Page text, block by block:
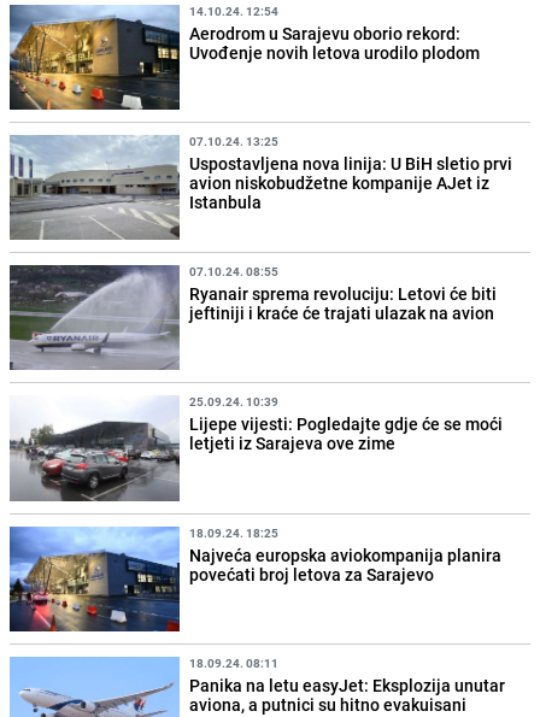
14.10.24. 12:54
Aerodrom u Sarajevu oborio rekord:
Uvođenje novih letova urodilo plodom
07.10.24. 13:25
Uspostavljena nova linija: U BiH sletio prvi
avion niskobudžetne kompanije AJet iz
Istanbula
07.10.24. 08:55
Ryanair sprema revoluciju: Letovi će biti
jeftiniji i kraće će trajati ulazak na avion
25.09.24. 10:39
Lijepe vijesti: Pogledajte gdje će se moći
letjeti iz Sarajeva ove zime
18.09.24. 18:25
Najveća europska aviokompanija planira
povećati broj letova za Sarajevo
18.09.24. 08:11
Panika na letu easyJet: Eksplozija unutar
aviona, a putnici su hitno evakuisani